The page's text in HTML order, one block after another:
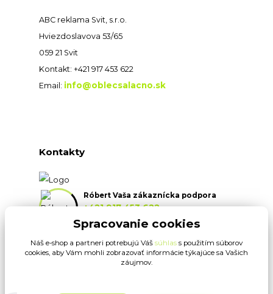
ABC reklama Svit, s.r.o.
Hviezdoslavova 53/65
059 21 Svit
Kontakt: +421 917 453 622
Email: info@oblecsalacno.sk
Kontakty
Róbert Vaša zákaznícka podpora
+421 917 453 622
(Po-Pia, 8:30-16:30 hod.)
info@oblecsalacno.sk
Spracovanie cookies
Náš e-shop a partneri potrebujú Váš súhlas s použitím súborov
cookies, aby Vám mohli zobrazovať informácie týkajúce sa Vašich
záujmov.